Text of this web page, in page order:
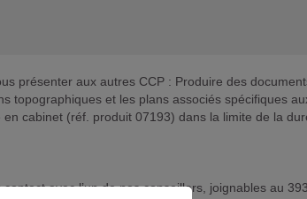
présenter aux autres CCP : Produire des
topographiques et les plans associés spécifiques
cabinet (réf. produit 07193) dans la limite de la
avec l’un de nos conseillers, joignables au